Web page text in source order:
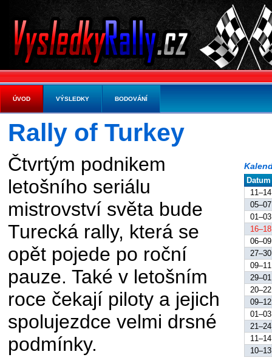
Rally of Turkey
Datum
Čtvrtým podnikem
letošního seriálu
mistrovství světa bude
Turecká rally, která se
opět pojede po roční
pauze. Také v letošním
roce čekají piloty a jejich
spolujezdce velmi drsné
podmínky.
ÚVOD VÝSLEDKY BODOVÁNÍ